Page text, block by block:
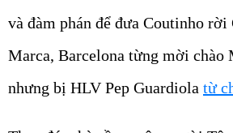
và đàm phán để đưa Coutinho rời
Marca, Barcelona từng mời chào
nhưng bị HLV Pep Guardiola từ